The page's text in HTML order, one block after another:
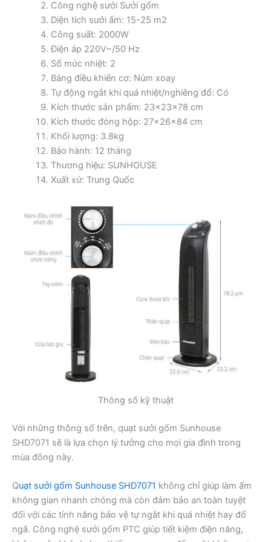
Công nghệ sưởi Sưởi gốm
Diện tích sưởi ấm: 15-25 m2
Công suất: 2000W
Điện áp 220V~/50 Hz
Số mức nhiệt: 2
Bảng điều khiển cơ: Núm xoay
Tự động ngắt khi quá nhiệt/nghiêng đổ: Có
Kích thước sản phẩm: 23x23x78 cm
Kích thước đóng hộp: 27x26x84 cm
Khối lượng: 3.8kg
Bảo hành: 12 tháng
Thương hiệu: SUNHOUSE
Xuất xứ: Trung Quốc
Thông số kỹ thuật
Với những thông số trên, quạt sưởi gốm Sunhouse
SHD7071 sẽ là lựa chọn lý tưởng cho mọi gia đình trong
mùa đông này.
Quạt sưởi gốm Sunhouse SHD7071 không chỉ giúp làm ấm
không gian nhanh chóng mà còn đảm bảo an toàn tuyệt
đối với các tính năng bảo vệ tự ngắt khi quá nhiệt hay đổ
ngã. Công nghệ sưởi gốm PTC giúp tiết kiệm điện năng,